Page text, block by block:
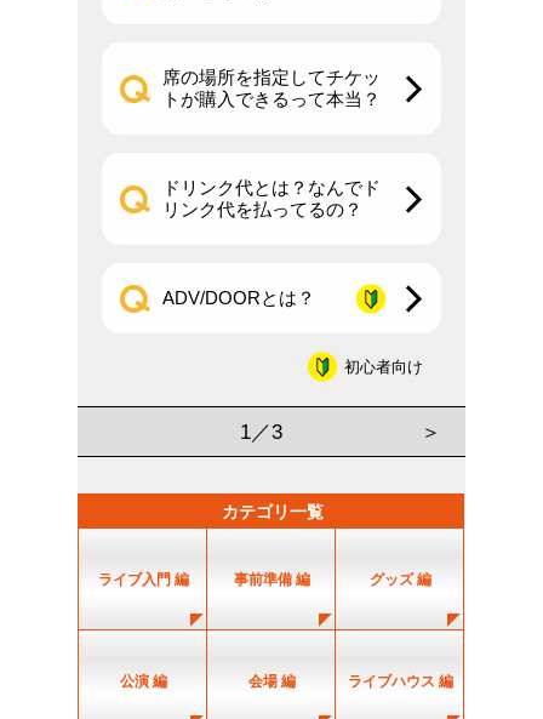
席の場所を指定してチケッ
トが購入できるって本当？
ドリンク代とは？なんでド
リンク代を払ってるの？
ADV/DOORとは？
初心者向け
1／3 ＞
カテゴリ一覧
ライブ入門 編 事前準備 編 グッズ 編
公演 編 会場 編 ライブハウス 編